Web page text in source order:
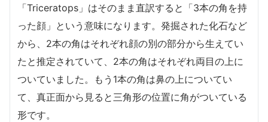
「Triceratops」はそのまま直訳すると「3本の角を持
った顔」という意味になります。発掘された化石など
から、2本の角はそれぞれ顔の別の部分から生えてい
たと推定されていて、2本の角はそれぞれ両目の上に
ついていました。もう1本の角は鼻の上についてい
て、真正面から見ると三角形の位置に角がついている
形です。